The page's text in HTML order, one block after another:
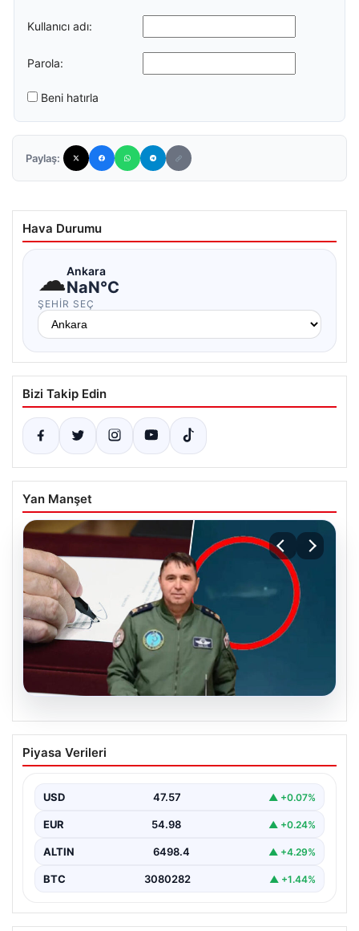
Kullanıcı adı:
Parola:
Beni hatırla
Paylaş:
Hava Durumu
☁Ankara
NaN°C
ŞEHIR SEÇ
Bizi Takip Edin
Yan Manşet
04.08.2026
Fenerbahçe maçında uçuş talimatı
veren Tümgeneral Mete Kuş emekliliğe
Konya'da oynanan Konyaspor-Fenerbahçe karşılaşması
helikopterin uçuşunu…
Piyasa Verileri
USD 47.57 ▲ +0.07%
EUR 54.98 ▲ +0.24%
ALTIN 6498.4 ▲ +4.29%
BTC 3080282 ▲ +1.44%